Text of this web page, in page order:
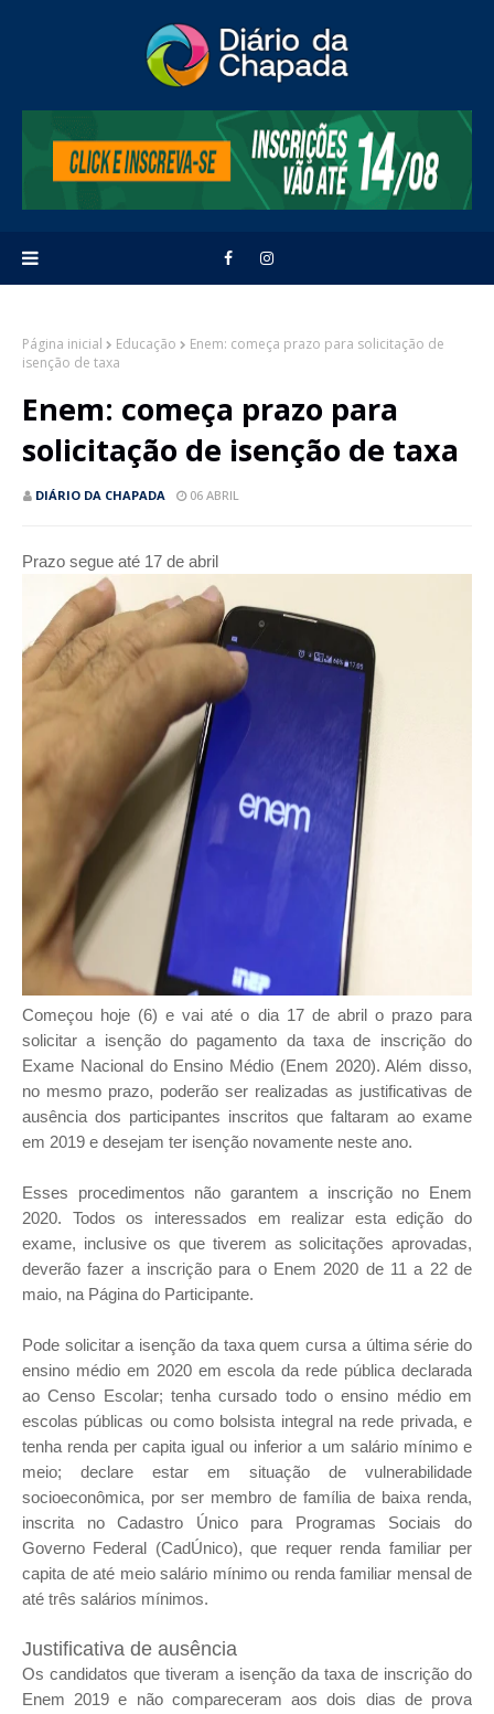
Página inicial Educação
Enem: começa prazo para solicitação de
isenção de taxa
Enem: começa prazo para
solicitação de isenção de taxa
DIÁRIO DA CHAPADA 06 ABRIL
Prazo segue até 17 de abril
Começou hoje (6) e vai até o dia 17 de abril o prazo para
solicitar a isenção do pagamento da taxa de inscrição do
Exame Nacional do Ensino Médio (Enem 2020). Além disso,
no mesmo prazo, poderão ser realizadas as justificativas de
ausência dos participantes inscritos que faltaram ao exame
em 2019 e desejam ter isenção novamente neste ano.
Esses procedimentos não garantem a inscrição no Enem
2020. Todos os interessados em realizar esta edição do
exame, inclusive os que tiverem as solicitações aprovadas,
deverão fazer a inscrição para o Enem 2020 de 11 a 22 de
maio, na Página do Participante.
Pode solicitar a isenção da taxa quem cursa a última série do
ensino médio em 2020 em escola da rede pública declarada
ao Censo Escolar; tenha cursado todo o ensino médio em
escolas públicas ou como bolsista integral na rede privada, e
tenha renda per capita igual ou inferior a um salário mínimo e
meio; declare estar em situação de vulnerabilidade
socioeconômica, por ser membro de família de baixa renda,
inscrita no Cadastro Único para Programas Sociais do
Governo Federal (CadÚnico), que requer renda familiar per
capita de até meio salário mínimo ou renda familiar mensal de
até três salários mínimos.
Justificativa de ausência
Os candidatos que tiveram a isenção da taxa de inscrição do
Enem 2019 e não compareceram aos dois dias de prova